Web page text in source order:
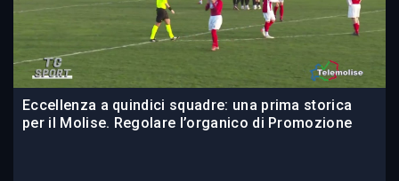
Eccellenza a quindici squadre: una prima storica
per il Molise. Regolare l’organico di Promozione